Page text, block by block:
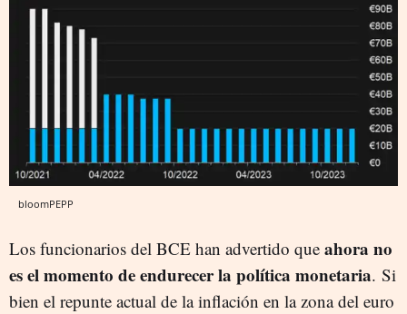
bloomPEPP
Los funcionarios del BCE han advertido que ahora no
es el momento de endurecer la política monetaria. Si
bien el repunte actual de la inflación en la zona del euro